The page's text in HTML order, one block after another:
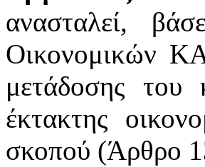
ανασταλεί,
Οικονομικών
μετάδοσης του
έκτακτης
σκοπού (Άρθρο